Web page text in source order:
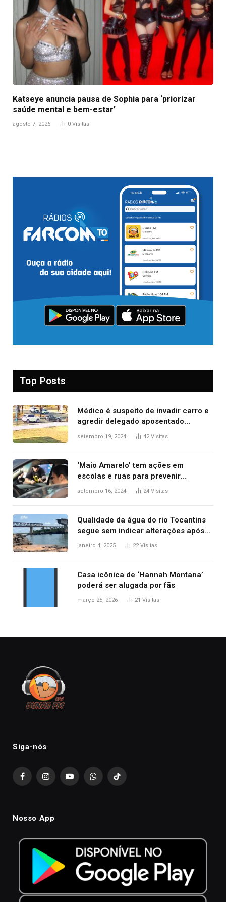
Katseye anuncia pausa de Sophia para ‘priorizar
saúde mental e bem-estar’
agosto 7, 2026 0 Visitas
Top Posts
Médico é suspeito de invadir carro e
agredir delegado aposentado
durante confusão no trânsito
setembro 19, 2024 42Visitas
‘Maio Amarelo’ tem ações em
escolas e ruas para prevenir
acidentes no trânsito no AP
setembro 16, 2024 24 Visitas
Qualidade da água do rio Tocantins
segue sem indicar alterações após
desabamento da ponte entre MA e
janeiro 4, 2025 22Visitas
Casa icônica de ‘Hannah Montana’
poderá ser alugada por fãs
março 25, 2026 21 Visitas
Siga-nós
FacebookInstagramYouTubeWhatsAppTikTok
Nosso App